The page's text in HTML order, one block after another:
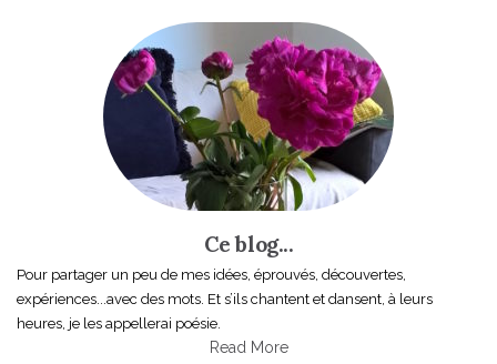
Ce blog...
Pour partager un peu de mes idées, éprouvés, découvertes,
expériences...avec des mots. Et s’ils chantent et dansent, à leurs
heures, je les appellerai poésie.
Read More